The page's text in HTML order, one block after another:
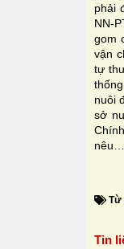
phải
NN-
gom
vận
tự
nuôi
sở
nêu…
Từ
Tin